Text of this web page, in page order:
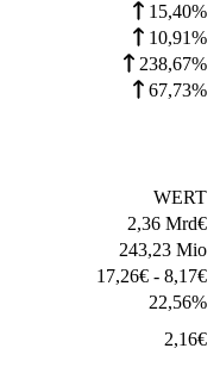
15,40%
10,91%
238,67%
67,73%
WERT
2,36 Mrd€
243,23 Mio
17,26€ - 8,17€
22,56%
2,16€